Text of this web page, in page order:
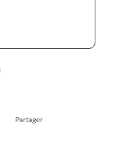
Partager